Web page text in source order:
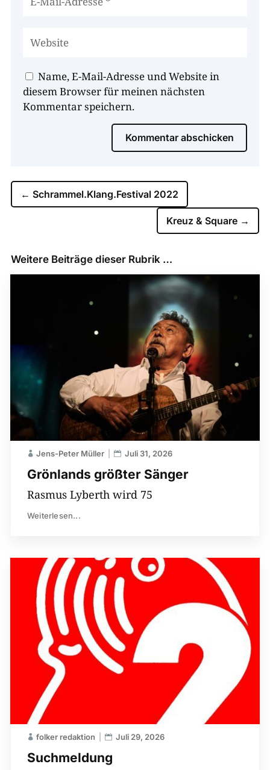
Name, E-Mail-Adresse und Website in
diesem Browser für meinen nächsten
Kommentar speichern.
Kommentar abschicken
← Schrammel.Klang.Festival 2022
Kreuz & Square →
Weitere Beiträge dieser Rubrik …
Grönlands größter Sänger
Jens-Peter Müller Juli 31, 2026
Rasmus Lyberth wird 75
Weiterlesen...
Suchmeldung
folker redaktion Juli 29, 2026